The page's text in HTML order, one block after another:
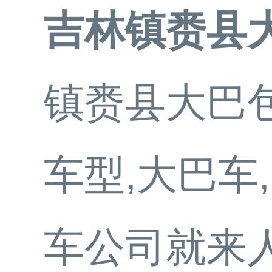
吉林镇赉县
镇赉县大巴
车型,大巴
车公司就来